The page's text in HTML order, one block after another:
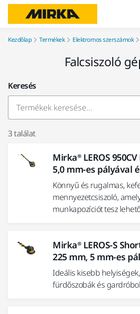
Kezdőlap Termékek Elektromos szerszámok
Falcsiszoló
Keresés
3 találat
Mirka® LEROS
5,0 mm-es pályával
Könnyű és rugalmas,
mennyezetcsiszoló,
munkapozíciót tesz
Mirka® LEROS-S
225 mm, 5 mm-es
Ideális kisebb
fürdőszobák és